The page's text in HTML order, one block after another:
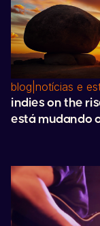
blog notícias e
indies on the
está mudando